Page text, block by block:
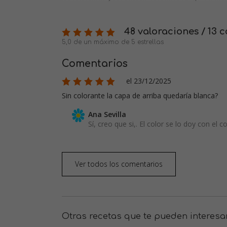
48 valoraciones / 13
5,0 de un máximo de 5 estrellas
Comentarios
el 23/12/2025
Sin colorante la capa de arriba quedaría blanca?
Ana Sevilla
Sí, creo que si,. El color se lo doy con el
Ver todos los comentarios
Otras recetas que te pueden